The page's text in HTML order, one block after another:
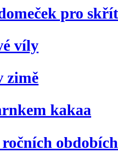
pro
víly
zimě
kakaa
obdobích